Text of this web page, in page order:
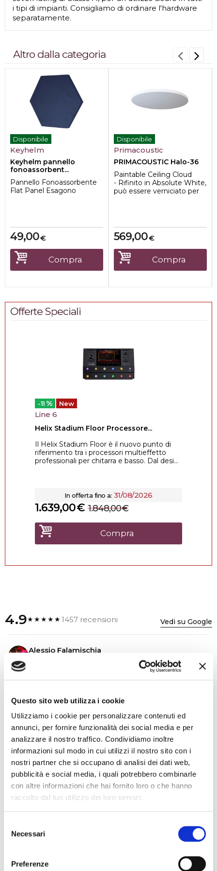
Questo sito web utilizza i cookie
Utilizziamo i cookie per personalizzare contenuti ed
annunci, per fornire funzionalità dei social media e per
analizzare il nostro traffico. Condividiamo inoltre
informazioni sul modo in cui utilizzi il nostro sito con i
nostri partner che si occupano di analisi dei dati web,
pubblicità e social media, i quali potrebbero combinarle
con altre informazioni che hai fornito loro o che hanno
raccolto dal tuo utilizzo dei loro servizi.
delNecessari
Preferenze
i tipi di impianti. Consigliamo di ordinare l'hardware
separatamente.
Altro dalla categoria
Disponibile
Keyhelm
Keyhelm pannello
fonoassorbent...
Pannello Fonoassorbente
Flat Panel Esagono
€
49,00
Compra
Disponibile
Primacoustic
PRIMACOUSTIC Halo-36
Paintable Ceiling Cloud
- Rifinito in Absolute White,
può essere verniciato per
€
569,00
Compra
Offerte Speciali
-11 % New
Line 6
Helix Stadium Floor Processore...
Il Helix Stadium Floor è il nuovo punto di
riferimento tra i processori multieffetto
professionali per chitarra e basso. Dal desi...
In offerta fino a: 31/08/2026
€
1.639,00 €
1.848,00
Compra
4.9★★★★★1457 recensioni Vedi su Google
Alessio Falamischia
super soddisfatto. Professionalità e gentilezza da parte
dello staff. Attrezzatura di qualità e buoni prezzi.
Hope Efrida
2 mesi fa
★★★★★
strumento è a dir poco meraviglioso e il resto dei